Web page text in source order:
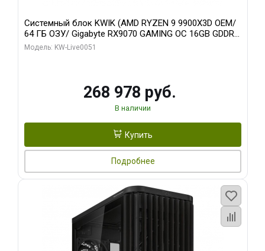
Системный блок KWIK (AMD RYZEN 9 9900X3D OEM/
64 ГБ ОЗУ/ Gigabyte RX9070 GAMING OC 16GB GDDR6
256bit 2xDP 2xH/ 960 ГБ SSD)
Модель: KW-Live0051
268 978 руб.
В наличии
Купить
Подробнее